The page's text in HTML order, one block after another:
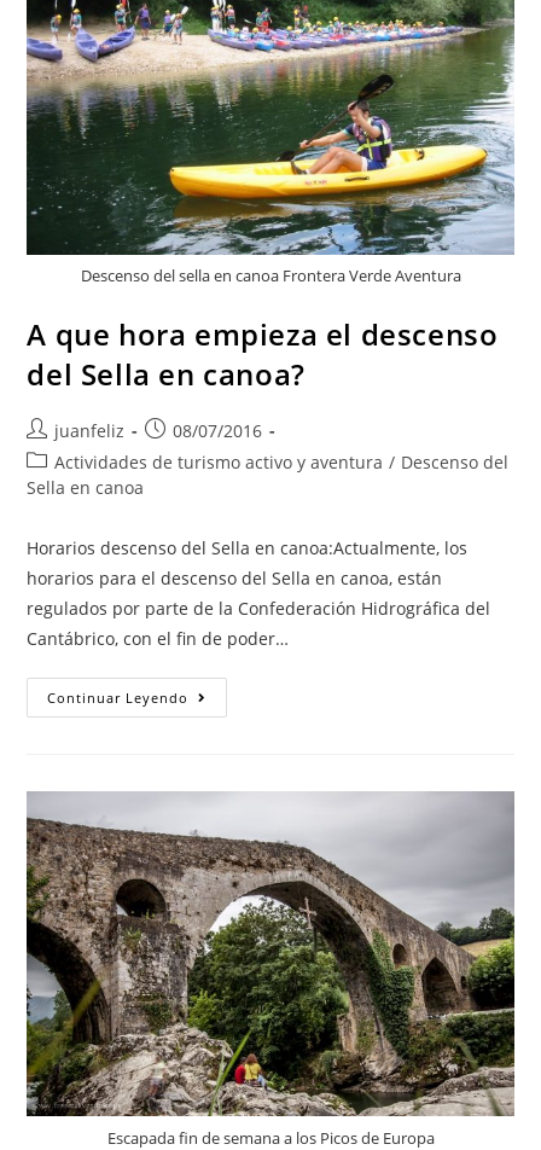
Descenso del sella en canoa Frontera Verde Aventura
A que hora empieza el descenso
del Sella en canoa?
Autor
de
la
juanfeliz
Publicación
de
08/07/2016
Categoría
de
entrada:
Actividades de turismo activo y aventura / Descenso del
Sella en canoa
Horarios descenso del Sella en canoa:Actualmente, los
horarios para el descenso del Sella en canoa, están
regulados por parte de la Confederación Hidrográfica del
Cantábrico, con el fin de poder…
Continuar Leyendo A
Que
En
Canoa?
Escapada fin de semana a los Picos de Europa